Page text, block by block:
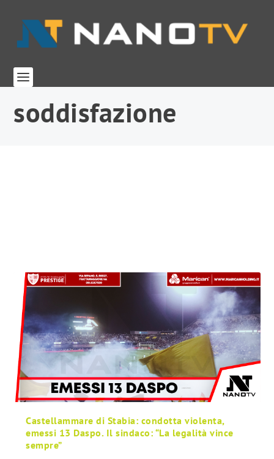
soddisfazione
Castellammare di Stabia: condotta violenta,
emessi 13 Daspo. Il sindaco: “La legalità vince
sempre”